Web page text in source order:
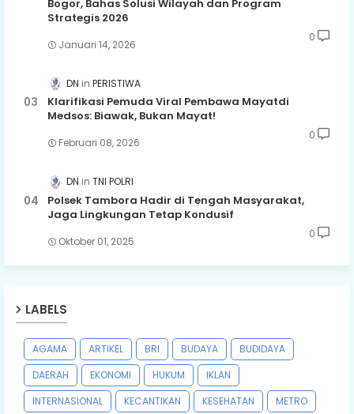
Bogor, Bahas Solusi Wilayah dan Program
Strategis 2026
Januari 14, 2026
0
DN PERISTIWA
Klarifikasi Pemuda Viral Pembawa Mayatdi
Medsos: Biawak, Bukan Mayat!
Februari 08, 2026
0
DN TNI POLRI
Polsek Tambora Hadir di Tengah Masyarakat,
Jaga Lingkungan Tetap Kondusif
Oktober 01, 2025
0
LABELS
AGAMA ARTIKEL BRI BUDAYA
BUDIDAYA
DAERAH
EKONOMI HUKUM
IKLAN
INTERNASIONAL
KECANTIKAN KESEHATAN
METRO